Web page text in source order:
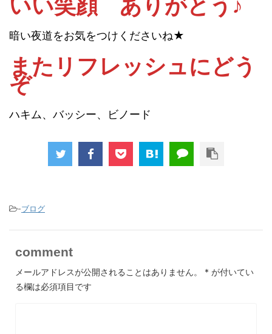
暗い夜道をお気をつけくださいね★
またリフレッシュにどう
ぞ
ハキム、バッシー、ビノード
-ブログ
comment
メールアドレスが公開されることはありません。 * が付いてい
る欄は必須項目です